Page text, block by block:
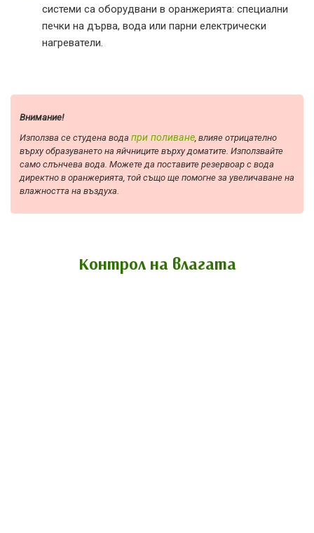
системи са оборудвани в оранжерията: специални
печки на дърва, вода или парни електрически
нагреватели.
Внимание!
Използва се студена вода при поливане, влияе отрицателно
върху образуването на яйчниците върху доматите. Използвайте
само слънчева вода. Можете да поставите резервоар с вода
директно в оранжерията, той също ще помогне за увеличаване на
влажността на въздуха.
Контрол на влагата